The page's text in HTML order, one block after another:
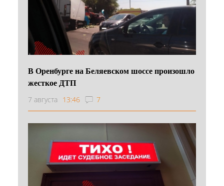
В Оренбурге на Беляевском шоссе произошло
жесткое ДТП
7 августа 13:46 7